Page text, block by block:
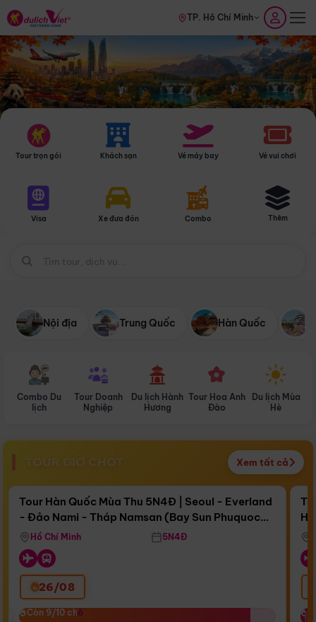
TP. Hồ Chí Minh
Tour trọn gói Khách sạn Vé máy bay Vé vui chơi
Visa Xe đưa đón Combo Thêm
Nội địa Trung Quốc Hàn Quốc
Combo Du
lịch
Tour Doanh
Nghiệp
Du lịch Hành
Hương
Tour Hoa Anh
Đào
Du lịch Mùa
Hè
TOUR GIỜ CHÓT Xem tất cả
Còn16 ngày 22:17:37
Bay Sun Phuquoc Airways
Điểm nổi bật
Tour Hàn Quốc Mùa Thu 5N4Đ | Seoul - Everland
- Đảo Nami - Tháp Namsan (Bay Sun Phuquoc
Airways)
Hồ Chí Minh 5N4Đ
26/08
Còn 9/10 chỗ
Còn 9/10 chỗ